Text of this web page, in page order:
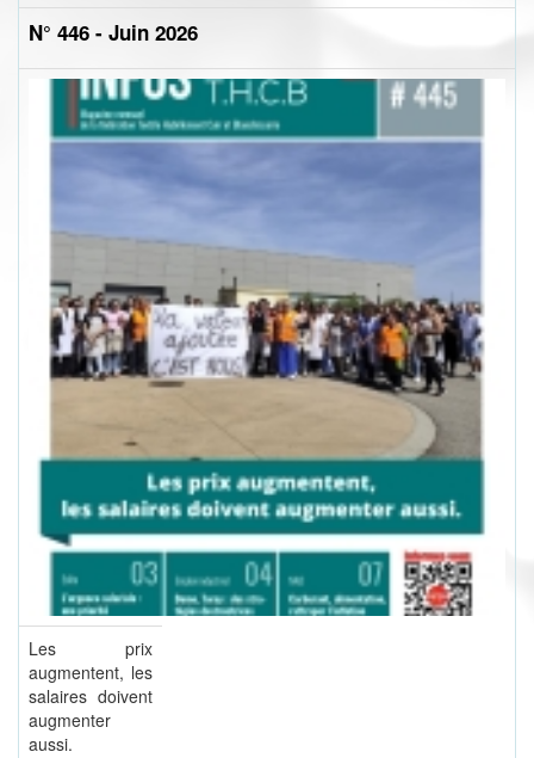
N° 446 - Juin 2026
Les prix
augmentent, les
salaires doivent
augmenter
aussi.